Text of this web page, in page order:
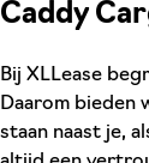
Caddy
Bij XLLease
Daarom bieden
staan naast je,